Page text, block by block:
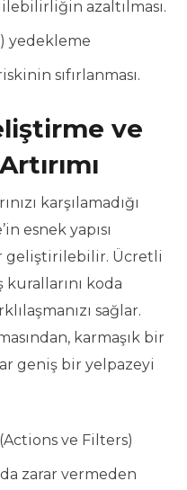
azaltılması.
yedekleme
sıfırlanması.
ve
karşılamadığı
esnek yapısı
geliştirilebilir. Ücretli
kurallarını koda
sağlar.
karmaşık bir
geniş bir yelpazeyi
ve Filters)
zarar vermeden